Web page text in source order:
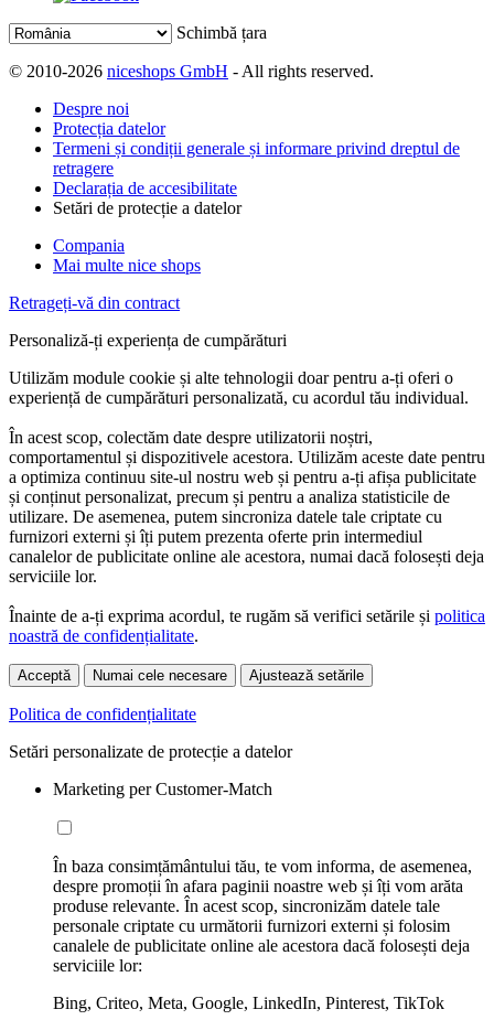
Schimbă țara
© 2010-2026 niceshops GmbH - All rights reserved.
Despre noi
Protecția datelor
Termeni și condiții generale și informare privind dreptul de
retragere
Declarația de accesibilitate
Setări de protecție a datelor
Compania
Mai multe nice shops
Retrageți-vă din contract
Personaliză-ți experiența de cumpărături
Utilizăm module cookie și alte tehnologii doar pentru a-ți oferi o
experiență de cumpărături personalizată, cu acordul tău individual.
În acest scop, colectăm date despre utilizatorii noștri,
comportamentul și dispozitivele acestora. Utilizăm aceste date pentru
a optimiza continuu site-ul nostru web și pentru a-ți afișa publicitate
și conținut personalizat, precum și pentru a analiza statisticile de
utilizare. De asemenea, putem sincroniza datele tale criptate cu
furnizori externi și îți putem prezenta oferte prin intermediul
canalelor de publicitate online ale acestora, numai dacă folosești deja
serviciile lor.
Înainte de a-ți exprima acordul, te rugăm să verifici setările și politica
noastră de confidențialitate.
Acceptă Numai cele necesare Ajustează setările
Politica de confidențialitate
Setări personalizate de protecție a datelor
Marketing per Customer-Match
În baza consimțământului tău, te vom informa, de asemenea,
despre promoții în afara paginii noastre web și îți vom arăta
produse relevante. În acest scop, sincronizăm datele tale
personale criptate cu următorii furnizori externi și folosim
canalele de publicitate online ale acestora dacă folosești deja
serviciile lor:
Bing, Criteo, Meta, Google, LinkedIn, Pinterest, TikTok